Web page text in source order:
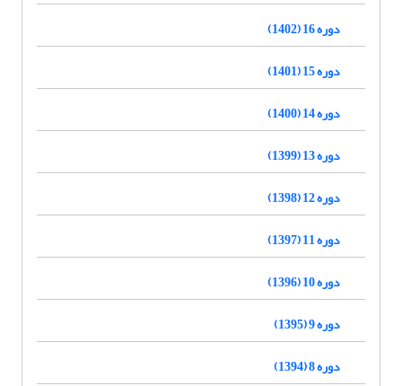
دوره 16 (1402)
دوره 15 (1401)
دوره 14 (1400)
دوره 13 (1399)
دوره 12 (1398)
دوره 11 (1397)
دوره 10 (1396)
دوره 9 (1395)
دوره 8 (1394)